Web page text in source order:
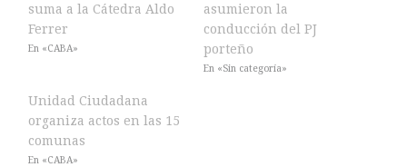
suma a la Cátedra Aldo
Ferrer
En «CABA»
asumieron la
conducción del PJ
porteño
En «Sin categoría»
Unidad Ciudadana
organiza actos en las 15
comunas
En «CABA»